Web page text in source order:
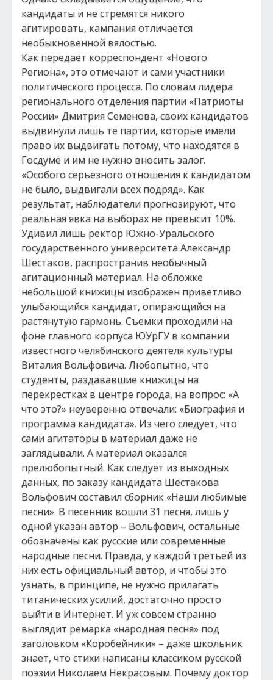
кандидаты и не стремятся никого
агитировать, кампания отличается
необыкновенной вялостью.
Как передает корреспондент «Нового
Региона», это отмечают и сами участники
политического процесса. По словам лидера
регионального отделения партии «Патриоты
России» Дмитрия Семенова, своих кандидатов
выдвинули лишь те партии, которые имели
право их выдвигать потому, что находятся в
Госдуме и им не нужно вносить залог.
«Особого серьезного отношения к кандидатом
не было, выдвигали всех подряд». Как
результат, наблюдатели прогнозируют, что
реальная явка на выборах не превысит 10%.
Удивил лишь ректор Южно-Уральского
государственного университета Александр
Шестаков, распространив необычный
агитационный материал. На обложке
небольшой книжицы изображен приветливо
улыбающийся кандидат, опирающийся на
растянутую гармонь. Съемки проходили на
фоне главного корпуса ЮУрГУ в компании
известного челябинского деятеля культуры
Виталия Вольфовича. Любопытно, что
студенты, раздававшие книжицы на
перекрестках в центре города, на вопрос: «А
что это?» неуверенно отвечали: «Биография и
программа кандидата». Из чего следует, что
сами агитаторы в материал даже не
заглядывали. А материал оказался
прелюбопытный. Как следует из выходных
данных, по заказу кандидата Шестакова
Вольфович составил сборник «Наши любимые
песни». В песенник вошли 31 песня, лишь у
одной указан автор – Вольфович, остальные
обозначены как русские или современные
народные песни. Правда, у каждой третьей из
них есть официальный автор, и чтобы это
узнать, в принципе, не нужно прилагать
титанических усилий, достаточно просто
выйти в Интернет. И уж совсем странно
выглядит ремарка «народная песня» под
заголовком «Коробейники» – даже школьник
знает, что стихи написаны классиком русской
поэзии Николаем Некрасовым. Почему доктор